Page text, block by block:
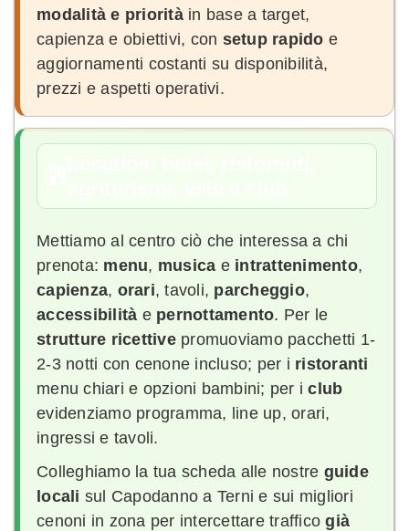
modalità e prioritàin base a target,
capienza e obiettivi, con setup rapido e
aggiornamenti costanti su disponibilità,
prezzi e aspetti operativi.
Mettiamo al centro ciò che interessa a chi
prenota: menu, musica e intrattenimento,
capienza, orari, tavoli, parcheggio,
accessibilità e pernottamento. Per le
strutture ricettivepromuoviamo pacchetti 1-
2-3 notti con cenone incluso; per i ristoranti
menu chiari e opzioni bambini; per iclub
evidenziamo programma, line up, orari,
ingressi e tavoli.
Colleghiamo la tua scheda alle nostre guide
locali sul Capodanno a Terni e sui migliori
cenoni in zona per intercettare trafficogià